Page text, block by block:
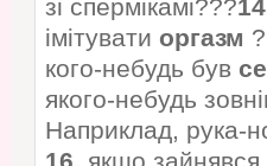
зі спермікамі???
імітувати оргазм ?
кого-небудь був
якого-небудь
Наприклад, рука-